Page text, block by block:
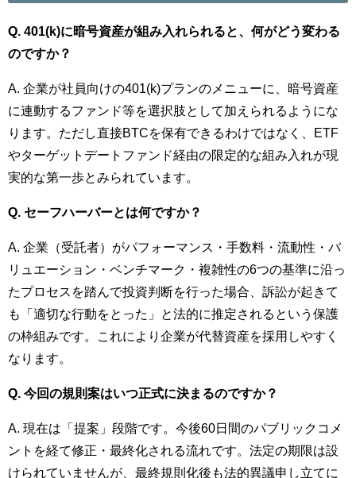
Q. 401(k)に暗号資産が組み入れられると、何がどう変わる
のですか？
A. 企業が社員向けの401(k)プランのメニューに、暗号資産
に連動するファンド等を選択肢として加えられるようにな
ります。ただし直接BTCを保有できるわけではなく、ETF
やターゲットデートファンド経由の限定的な組み入れが現
実的な第一歩とみられています。
Q. セーフハーバーとは何ですか？
A. 企業（受託者）がパフォーマンス・手数料・流動性・バ
リュエーション・ベンチマーク・複雑性の6つの基準に沿っ
たプロセスを踏んで投資判断を行った場合、訴訟が起きて
も「適切な行動をとった」と法的に推定されるという保護
の枠組みです。これにより企業が代替資産を採用しやすく
なります。
Q. 今回の規則案はいつ正式に決まるのですか？
A. 現在は「提案」段階です。今後60日間のパブリックコメ
ントを経て修正・最終化される流れです。法定の期限は設
けられていませんが、最終規則化後も法的異議申し立てに